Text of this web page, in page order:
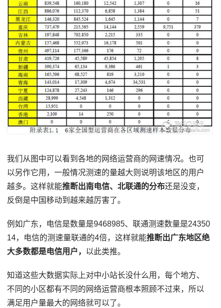
我们从图中可以看到各地的网络运营商的网速情况。也可
以另作它用，一般情况测速的量越大则说明该地区的用户
越多。这样就能推断出南电信、北联通的分布还是没变，
反倒是中国移动到越来越厉害了。
例如广东，电信是数量是9468985、联通测速数量是24350
14，电信的测速量联通的4倍，这样就能推断出广东地区绝
大多数都是电信用户， 以此类推。
知道这些大数据实际上对中小站长没什么用，每个地方、
不同的小区都有不同的网络运营商根本照顾不过来，所以
满足用户量最大的网络就可以了。